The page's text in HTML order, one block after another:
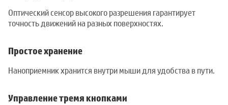
Оптический сенсор высокого разрешения гарантирует
точность движений на разных поверхностях.
Простое хранение
Наноприемник хранится внутри мыши для удобства в пути.
Управление тремя кнопками